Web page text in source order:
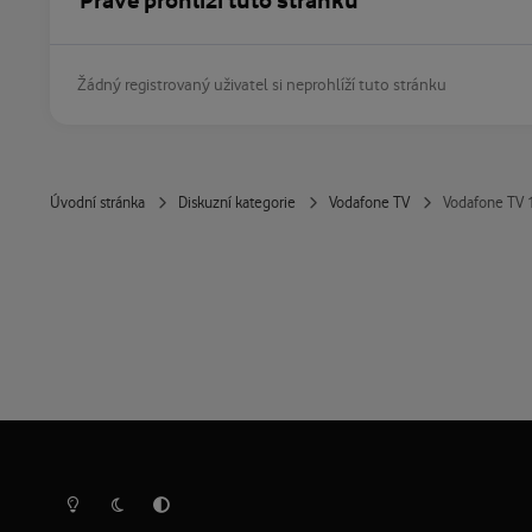
Žádný registrovaný uživatel si neprohlíží tuto stránku
Úvodní stránka Diskuzní kategorie Vodafone TV Vodafone TV
Světlý režimTmavý režimPředvolba systému